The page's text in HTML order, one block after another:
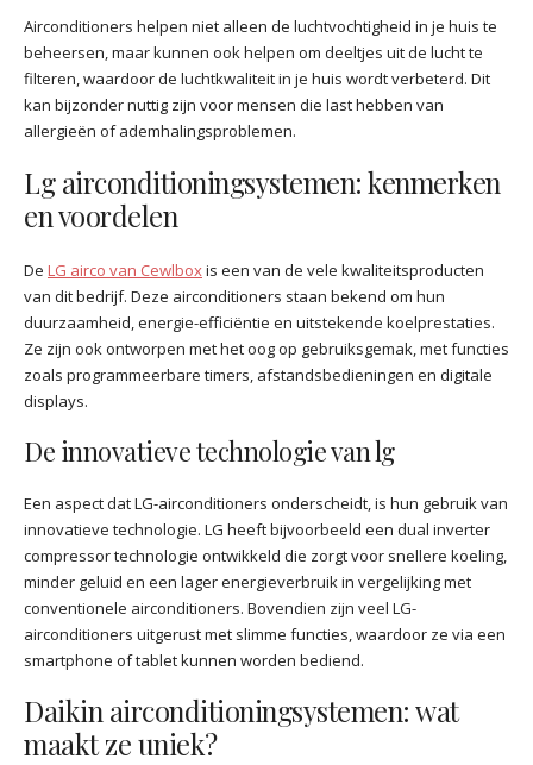
Airconditioners helpen niet alleen de luchtvochtigheid in je huis te
beheersen, maar kunnen ook helpen om deeltjes uit de lucht te
filteren, waardoor de luchtkwaliteit in je huis wordt verbeterd. Dit
kan bijzonder nuttig zijn voor mensen die last hebben van
allergieën of ademhalingsproblemen.
Lg airconditioningsystemen: kenmerken
en voordelen
De LG airco van Cewlboxis een van de vele kwaliteitsproducten
van dit bedrijf. Deze airconditioners staan bekend om hun
duurzaamheid, energie-efficiëntie en uitstekende koelprestaties.
Ze zijn ook ontworpen met het oog op gebruiksgemak, met functies
zoals programmeerbare timers, afstandsbedieningen en digitale
displays.
De innovatieve technologie van lg
Een aspect dat LG-airconditioners onderscheidt, is hun gebruik van
innovatieve technologie. LG heeft bijvoorbeeld een dual inverter
compressor technologie ontwikkeld die zorgt voor snellere koeling,
minder geluid en een lager energieverbruik in vergelijking met
conventionele airconditioners. Bovendien zijn veel LG-
airconditioners uitgerust met slimme functies, waardoor ze via een
smartphone of tablet kunnen worden bediend.
Daikin airconditioningsystemen: wat
maakt ze uniek?